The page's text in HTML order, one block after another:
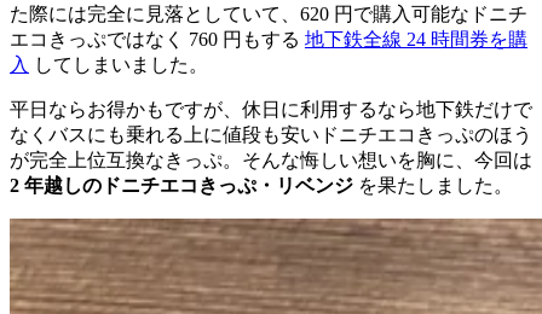
た際には完全に見落としていて、620 円で購入可能なドニチ
エコきっぷではなく 760 円もする 地下鉄全線 24 時間券を購
入 してしまいました。
平日ならお得かもですが、休日に利用するなら地下鉄だけで
なくバスにも乗れる上に値段も安いドニチエコきっぷのほう
が完全上位互換なきっぷ。そんな悔しい想いを胸に、今回は
2 年越しのドニチエコきっぷ・リベンジ を果たしました。